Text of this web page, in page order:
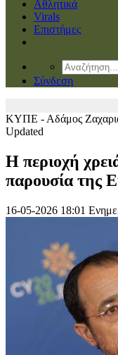
Αθλητικά
Virals
Επιστήμες
Σύνδεση
ΚΥΠΕ - Αδάμος
Updated
Η περιοχή
παρουσία της
16-05-2026 18:01